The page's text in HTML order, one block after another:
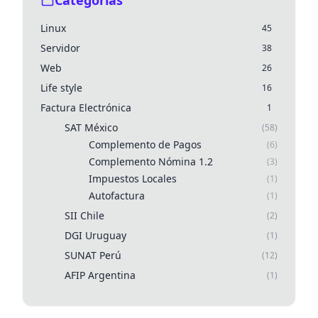
Linux 45
Servidor 38
Web 26
Life style 16
Factura Electrónica 1
SAT México (58)
Complemento de Pagos (6)
Complemento Nómina 1.2 (3)
Impuestos Locales (1)
Autofactura (1)
SII Chile (2)
DGI Uruguay (1)
SUNAT Perú (12)
AFIP Argentina (1)